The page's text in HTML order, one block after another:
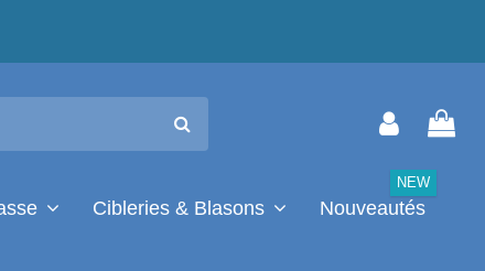
Cibleries & Blasons Nouveautés
NEW